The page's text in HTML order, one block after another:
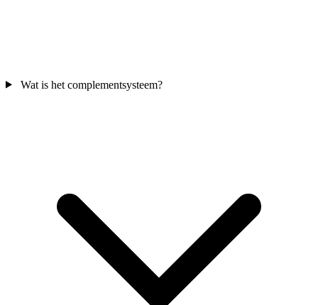
Wat is het complementsysteem?